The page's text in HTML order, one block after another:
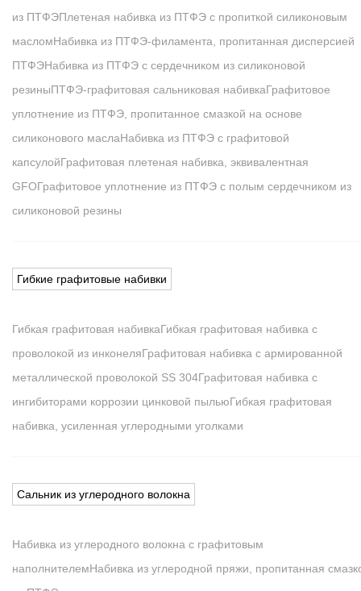
из ПТФЭПлетеная набивка из ПТФЭ с пропиткой силиконовым
масломНабивка из ПТФЭ-филамента, пропитанная дисперсией
ПТФЭНабивка из ПТФЭ с сердечником из силиконовой
резиныПТФЭ-графитовая сальниковая набивкаГрафитовое
уплотнение из ПТФЭ, пропитанное смазкой на основе
силиконового маслаНабивка из ПТФЭ с графитовой
капсулойГрафитовая плетеная набивка, эквивалентная
GFOГрафитовое уплотнение из ПТФЭ с полым сердечником из
силиконовой резины
Гибкие графитовые набивки
Гибкая графитовая набивкаГибкая графитовая набивка с
проволокой из инконеляГрафитовая набивка с армированной
металлической проволокой SS 304Графитовая набивка с
ингибиторами коррозии цинковой пыльюГибкая графитовая
набивка, усиленная углеродными уголками
Сальник из углеродного волокна
Набивка из углеродного волокна с графитовым
наполнителемНабивка из углеродной пряжи, пропитанная